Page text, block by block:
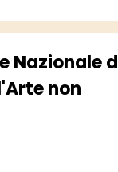
Nazionale
non